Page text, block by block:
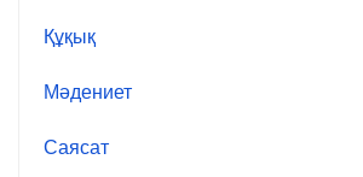
Құқық
Мәдениет
Саясат